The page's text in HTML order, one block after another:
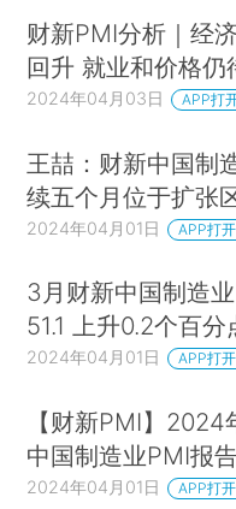
财新PMI分析｜经
回升 就业和价格仍
2024年04月03日 APP打
王喆：财新中国制
续五个月位于扩张
2024年04月01日 APP打开
3月财新中国制造
51.1 上升0.2个百分
2024年04月01日 APP打开
【财新PMI】
中国制造业PMI报
2024年04月01日 APP打开